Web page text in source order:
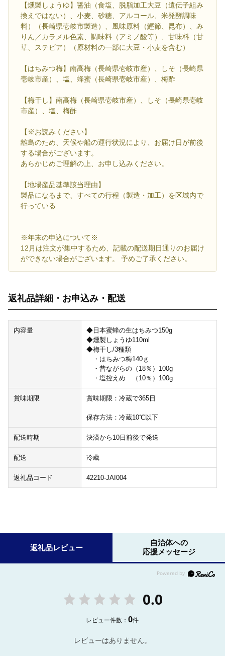
【燻製しょうゆ】醤油（食塩、脱脂加工大豆（遺伝子組み
換えではない）、小麦、砂糖、アルコール、米発酵調味
料）（長崎県壱岐市製造）、風味原料（鰹節、昆布）、み
りん／カラメル色素、調味料（アミノ酸等）、甘味料（甘
草、ステビア）（原材料の一部に大豆・小麦を含む）
【はちみつ梅】南高梅（長崎県壱岐市産）、しそ（長崎県
壱岐市産）、塩、蜂蜜（長崎県壱岐市産）、梅酢
【梅干し】南高梅（長崎県壱岐市産）、しそ（長崎県壱岐
市産）、塩、梅酢
【※お読みください】
離島のため、天候や船の運行状況により、お届け日が前後
する場合がございます。
あらかじめご理解の上、お申し込みください。
【地場産品基準該当理由】
製品になるまで、すべての行程（製造・加工）を区域内で
行っている
※年末の申込について※
12月は注文が集中するため、記載の配送期日通りのお届け
ができない場合がございます。 予めご了承ください。
返礼品詳細・お申込み・配送
内容量
◆日本蜜蜂の生はちみつ150g
◆燻製しょうゆ110ml
◆梅干し/3種類
・はちみつ梅140ｇ
・昔ながらの（18％）100g
・塩控えめ （10％）100g
賞味期限 賞味期限：冷蔵で365日
保存方法：冷蔵10℃以下
配送時期 決済から10日前後で発送
配送 冷蔵
返礼品コード 42210-JAI004
返礼品レビュー
自治体への
応援メッセージ
0.0
レビュー件数：0件
レビューはありません。